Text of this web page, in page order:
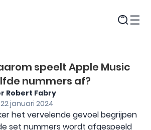
speelt Apple Music
nummers af?
Robert Fabry
januari 2024
het vervelende gevoel begrijpen
set nummers wordt afgespeeld